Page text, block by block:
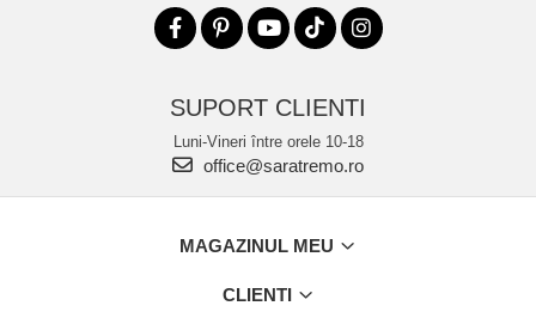
SUPORT CLIENTI
Luni-Vineri între orele 10-18
office@saratremo.ro
MAGAZINUL MEU
CLIENTI